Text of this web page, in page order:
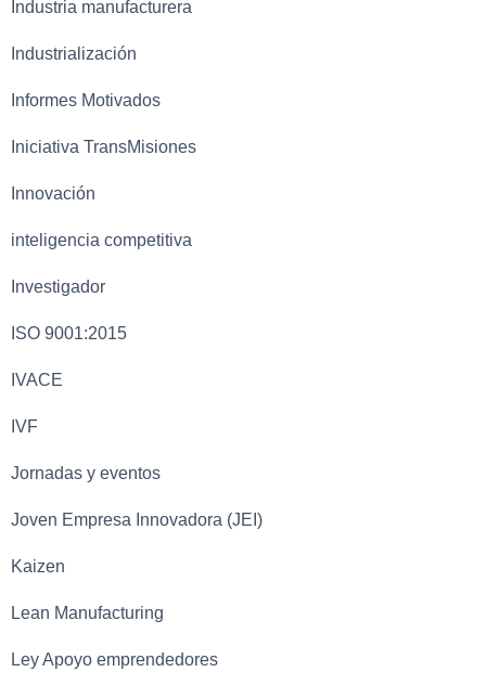
Industria manufacturera
Industrialización
Informes Motivados
Iniciativa TransMisiones
Innovación
inteligencia competitiva
Investigador
ISO 9001:2015
IVACE
IVF
Jornadas y eventos
Joven Empresa Innovadora (JEI)
Kaizen
Lean Manufacturing
Ley Apoyo emprendedores